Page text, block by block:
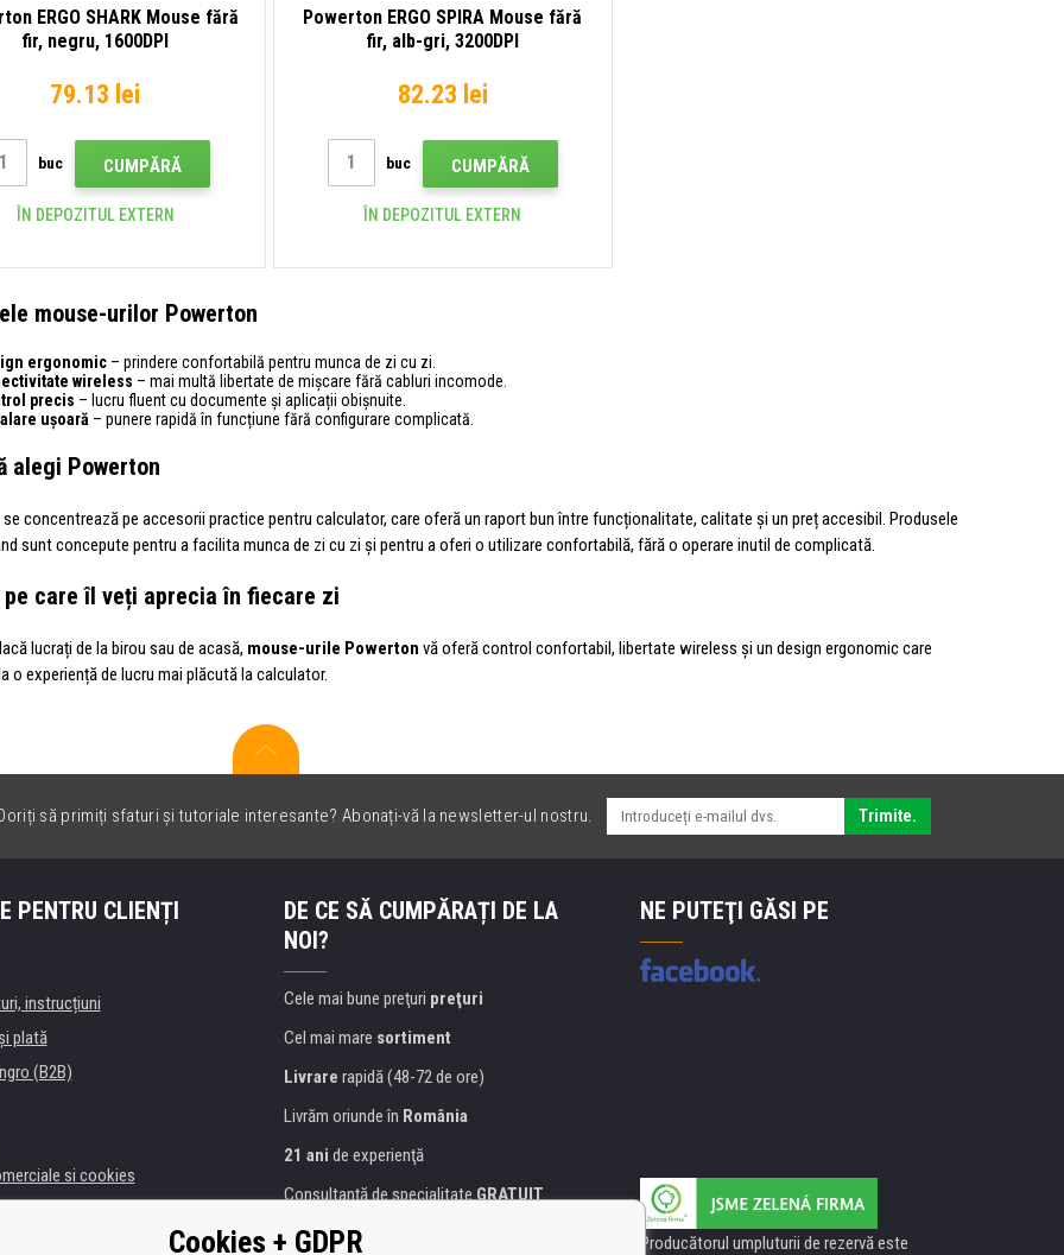
ERGO SHARK Mouse fără
fir, negru, 1600DPI
79.13 lei
buc CUMPĂRĂ
ÎN DEPOZITUL EXTERN
Powerton ERGO SPIRA Mouse fără
fir, alb-gri, 3200DPI
82.23 lei
buc CUMPĂRĂ
ÎN DEPOZITUL EXTERN
mouse-urilor Powerton
ergonomic – prindere confortabilă pentru munca de zi cu zi.
wireless – mai multă libertate de mișcare fără cabluri incomode.
precis – lucru fluent cu documente și aplicații obișnuite.
ușoară – punere rapidă în funcțiune fără configurare complicată.
alegi Powerton
se concentrează pe accesorii practice pentru calculator, care oferă un raport bun între funcționalitate, calitate și un preț accesibil. Produsele
sunt concepute pentru a facilita munca de zi cu zi și pentru a oferi o utilizare confortabilă, fără o operare inutil de complicată.
care îl veți aprecia în fiecare zi
lucrați de la birou sau de acasă, mouse-urile Powerton vă oferă control confortabil, libertate wireless și un design ergonomic care
o experiență de lucru mai plăcută la calculator.
să primiți sfaturi și tutoriale interesante? Abonați-vă la newsletter-ul nostru. Trimite.
PENTRU CLIENȚI
instrucțiuni
plată
(B2B)
si cookies
DE CE SĂ CUMPĂRAȚI DE LA
NOI?
Cele mai bune preţuri preţuri
Cel mai mare sortiment
Livrare rapidă (48-72 de ore)
Livrăm oriunde în România
21 ani de experienţă
Consultanţă de specialitate GRATUIT
Abordarea amabilă
NE PUTEŢI GĂSI PE
Producătorul umpluturii de rezervă este
Cookies + GDPR